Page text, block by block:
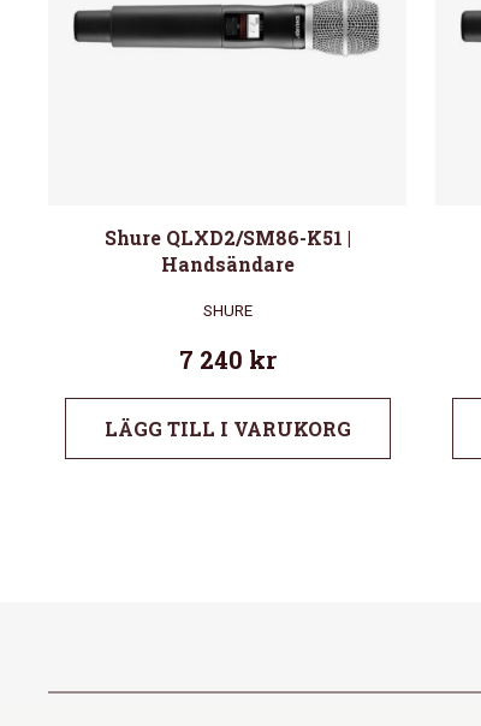
Shure QLXD2/SM86-K51 |
Handsändare
SHURE
7 240 kr
LÄGG TILL I VARUKORG